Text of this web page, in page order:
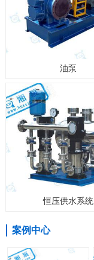
油泵
恒压供水系统
案例中心